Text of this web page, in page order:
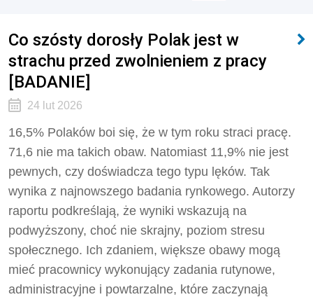
Co szósty dorosły Polak jest w
strachu przed zwolnieniem z pracy
[BADANIE]
24 lut 2026
16,5% Polaków boi się, że w tym roku straci pracę.
71,6 nie ma takich obaw. Natomiast 11,9% nie jest
pewnych, czy doświadcza tego typu lęków. Tak
wynika z najnowszego badania rynkowego. Autorzy
raportu podkreślają, że wyniki wskazują na
podwyższony, choć nie skrajny, poziom stresu
społecznego. Ich zdaniem, większe obawy mogą
mieć pracownicy wykonujący zadania rutynowe,
administracyjne i powtarzalne, które zaczynają